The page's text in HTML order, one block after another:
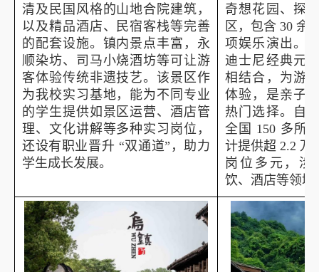
清及民国风格的山地合院建筑，
以及精品酒店、民宿客栈等完善
的配套设施。镇内景点丰富，永
顺染坊、司马小烧酒坊等可让游
客体验传统非遗技艺。该景区作
为我校实习基地，能为不同专业
的学生提供如景区运营、酒店管
理、文化讲解等多种实习岗位，
还设有职业晋升 “双通道”，助力
学生成长发展。
奇想花园、探
区，包含30余
项娱乐演出。
迪士尼经典元
相结合，为游
体验，是亲子
热门选择。自
全国 150 多所
计提供超2.2 万
岗位多元，涉
饮、酒店等领域